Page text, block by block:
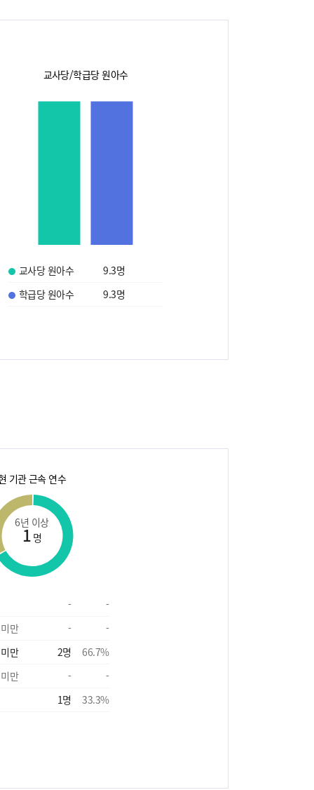
교사당/학급당 원아수
교사당 원아수 9.3명
학급당 원아수
9.3명
기관 근속 연수
6년 이상
1 명
-
-
만
-
-
만
2명 66.7%
만
-
-
1명 33.3%